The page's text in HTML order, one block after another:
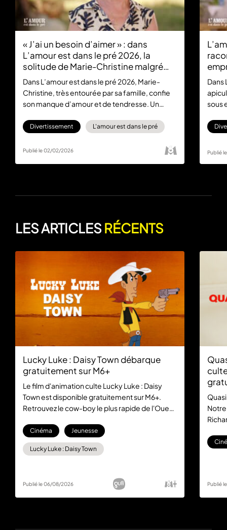
« J’ai un besoin d’aimer » : dans
L’amour est dans le pré 2026, la
solitude de Marie-Christine malgré
une famille omniprésente
Dans L’amour est dans le pré 2026, Marie-
Christine, très entourée par sa famille, confie
son manque d’amour et de tendresse. Un
Divertissement L'amour est dans le pré
Publié le 02/02/2026
Dans
sous
Publié
LES ARTICLESRÉCENTS
Lucky Luke : Daisy Town débarque
gratuitement sur M6+
Le film d'animation culte Lucky Luke : Daisy
Town est disponible gratuitement sur M6+.
Retrouvez le cow-boy le plus rapide de l'Ouest
abonnement.
Cinéma Jeunesse
Lucky Luke : Daisy Town
Publié le 06/08/2026 Publié